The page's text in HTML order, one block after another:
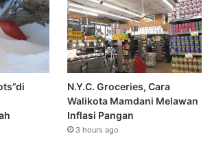
N.Y.C. Groceries, Cara
Walikota Mamdani Melawan
Inflasi Pangan
3 hours ago